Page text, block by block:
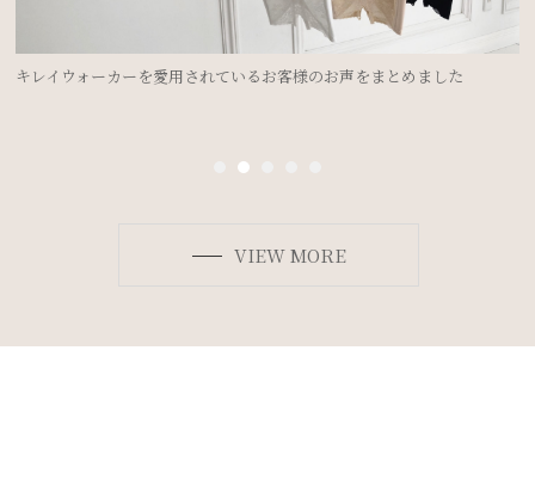
ドレスを着るのにブライダルインナーは必要？②＜ドレスのデザイン別
VIEW MORE